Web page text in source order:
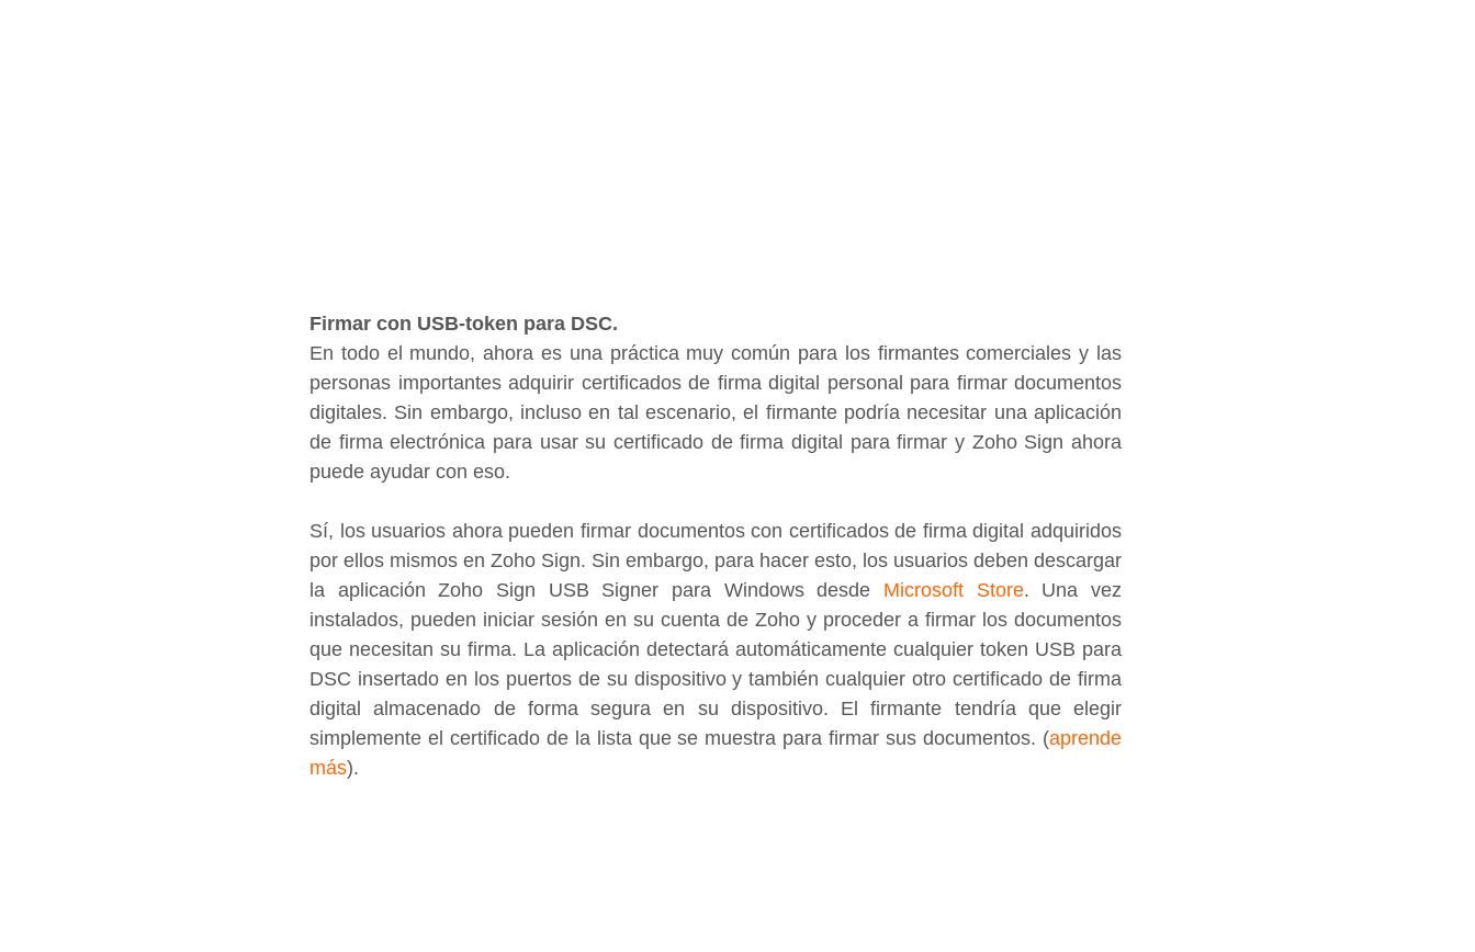
Firmar con USB-token para DSC.
En todo el mundo, ahora es una práctica muy común para los firmantes comerciales y las
personas importantes adquirir certificados de firma digital personal para firmar documentos
digitales. Sin embargo, incluso en tal escenario, el firmante podría necesitar una aplicación
de firma electrónica para usar su certificado de firma digital para firmar y Zoho Sign ahora
puede ayudar con eso.
Sí, los usuarios ahora pueden firmar documentos con certificados de firma digital adquiridos
por ellos mismos en Zoho Sign. Sin embargo, para hacer esto, los usuarios deben descargar
la aplicación Zoho Sign USB Signer para Windows desde Microsoft Store. Una vez
instalados, pueden iniciar sesión en su cuenta de Zoho y proceder a firmar los documentos
que necesitan su firma. La aplicación detectará automáticamente cualquier token USB para
DSC insertado en los puertos de su dispositivo y también cualquier otro certificado de firma
digital almacenado de forma segura en su dispositivo. El firmante tendría que elegir
simplemente el certificado de la lista que se muestra para firmar sus documentos. (aprende
más).